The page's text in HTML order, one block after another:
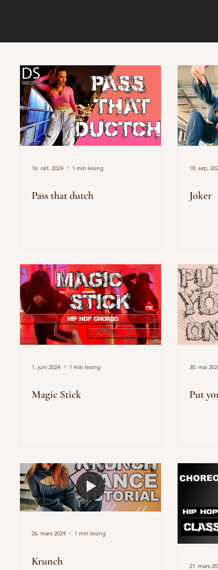
16. okt. 2024 1 min lesing
Pass that dutch
18. sep.
Joker
1. juni 2024 1 min lesing
Magic Stick
30. mai
Put
26. mars 2024 1 min lesing
Krunch 21. mars